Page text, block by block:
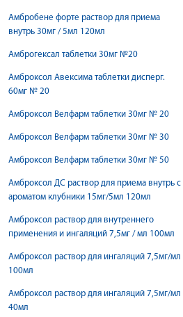
Амбробене форте раствор для приема
внутрь 30мг / 5мл 120мл
Амброгексал таблетки 30мг №20
Амброксол Авексима таблетки дисперг.
60мг № 20
Амброксол Велфарм таблетки 30мг № 20
Амброксол Велфарм таблетки 30мг № 30
Амброксол Велфарм таблетки 30мг № 50
Амброксол ДС раствор для приема внутрь с
ароматом клубники 15мг/5мл 120мл
Амброксол раствор для внутреннего
применения и ингаляций 7,5мг / мл 100мл
Амброксол раствор для ингаляций 7,5мг/мл
100мл
Амброксол раствор для ингаляций 7,5мг/мл
40мл